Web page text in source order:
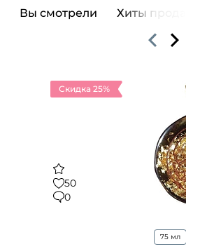
Вы смотрели Хиты продаж
Скидка 25%
50
0
75 мл